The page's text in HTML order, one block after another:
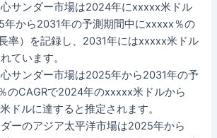
サンダー市場は2024年にxxxxx米ドル
年から2031年の予測期間中にxxxxx％の
率）を記録し、2031年にはxxxxx米ドル
ています。
サンダー市場は2025年から2031年の予
のCAGRで2024年のxxxxx米ドルから
ドルに達すると推定されます。
ーのアジア太平洋市場は2025年から